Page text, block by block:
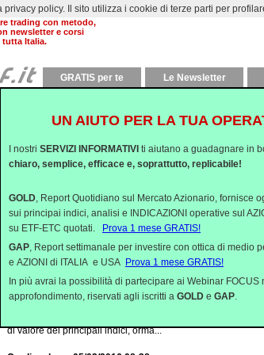
2000 aiutiamo a
trading con metodo,
newsletter e corsi
tutta Italia.
GRATIS per te Le Newsletter
Il tanto atteso rimbalzone è alla fine arrivato, al terzo
come i cali che l’hanno preceduto.<...
Dopo il lunedì nero, anche il martedì non ha avuto un
su quelli ritenuti più rischiosi, ...
Chi ha inventato la macchina del panico? - 09/02/2016
Il lunedì nero che ha aperto la settimana porta alle stelle il
Le Lezioni del passato - 08/02/2016 08:39
La settimana passata, e per la nostra borsa è ormai la
di valore dei principali indici, orma...
UN AIUTO PER LA TUA
I nostri SERVIZI INFORMATIVI ti aiutano a guadagnare in
chiaro, semplice, efficace e, soprattutto, replicabile!
GOLD, Report Quotidiano sul Mercato Azionario, fornisce
sui principai indici, analisi e INDICAZIONI operative sul
su ETF-ETC quotati.
Prova 1 mese GRATIS!
GAP, Report settimanale per investire con ottica di medio
e AZIONI di ITALIA e USA Prova 1 mese GRATIS!
In più avrai la possibilità di partecipare ai Webinar FOCUS
approfondimento, riservati agli iscritti a GOLD e GAP.
privacy policy. Il sito utilizza i cookie di terze parti per